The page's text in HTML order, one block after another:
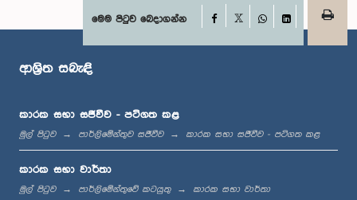
ගරු නිහාල් ගලප්පත්ති මහතා, පා.ම.
මෙම පිටුව බෙදාගන්න Facebook
WhatsApp
LinkedIn
ආශ්‍රිත සබැඳි
කාරක සභා සජීවීව - පටිගත කළ
මුල් පිටුව පාර්ලිමේන්තුව සජීවීව කාරක සභා සජීවීව - පටිගත කළ
කාරක සභා වාර්තා
මුල් පිටුව පාර්ලිමේන්තුවේ කටයුතු කාරක සභා වාර්තා